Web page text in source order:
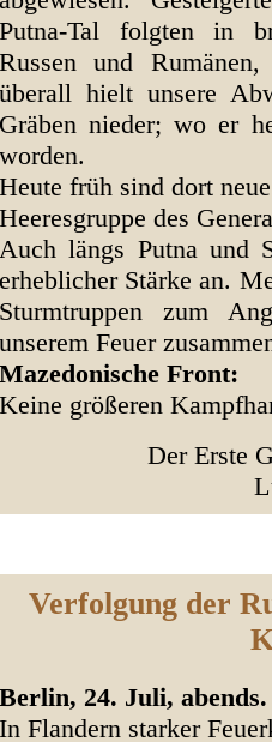
Putna-Tal folgten in
Russen und
überall hielt unsere
Gräben nieder; wo er
worden.
Heute früh sind dort
Heeresgruppe des
Auch längs Putna und
erheblicher Stärke an.
Sturmtruppen zum
unserem Feuer
Mazedonische Front:
Keine größeren
Der Erste
Verfolgung der
Berlin, 24. Juli,
In Flandern starker